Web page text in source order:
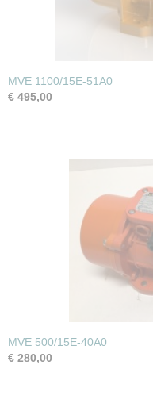
MVE 1100/15E-51A0
€ 495,00
MVE 500/15E-40A0
€ 280,00